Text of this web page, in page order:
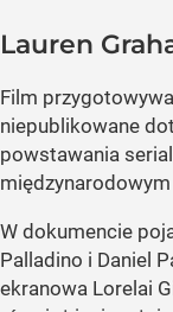
Lauren
Film
niepublikowane
powstawania
W dokumencie
Palladino i Daniel
ekranowa Lorelai